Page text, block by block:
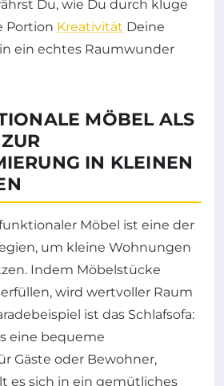
Du, wie Du durch kluge
Portion Kreativität Deine
ein echtes Raumwunder
MÖBEL ALS
IN KLEINEN
Möbel ist eine der
um kleine Wohnungen
Indem Möbelstücke
wird wertvoller Raum
ist das Schlafsofa:
eine bequeme
Gäste oder Bewohner,
es sich in ein gemütliches